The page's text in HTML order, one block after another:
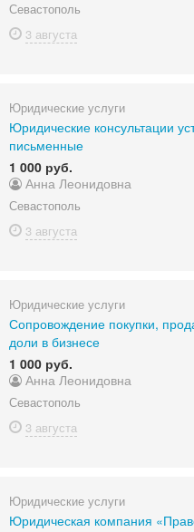
Севастополь
3 августа
Юридические услуги
Юридические консультации
письменные
1 000 руб.
Анна Леонидовна
Севастополь
3 августа
Юридические услуги
Сопровождение покупки,
доли в бизнесе
1 000 руб.
Анна Леонидовна
Севастополь
3 августа
Юридические услуги
Юридическая компания